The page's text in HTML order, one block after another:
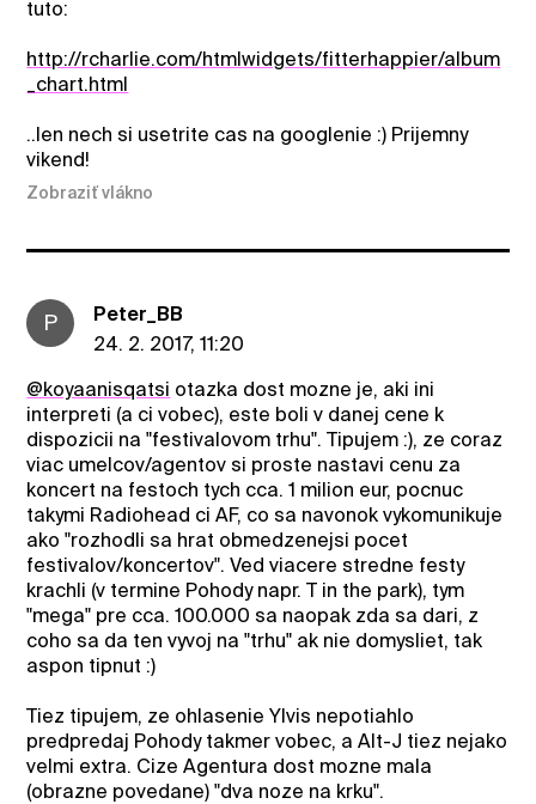
tuto:
http://rcharlie.com/htmlwidgets/fitterhappier/album
_chart.html
..len nech si usetrite cas na googlenie :) Prijemny
vikend!
Zobraziť vlákno
P
Peter_BB
24. 2. 2017, 11:20
@koyaanisqatsi otazka dost mozne je, aki ini
interpreti (a ci vobec), este boli v danej cene k
dispozicii na "festivalovom trhu". Tipujem :), ze coraz
viac umelcov/agentov si proste nastavi cenu za
koncert na festoch tych cca. 1 milion eur, pocnuc
takymi Radiohead ci AF, co sa navonok vykomunikuje
ako "rozhodli sa hrat obmedzenejsi pocet
festivalov/koncertov". Ved viacere stredne festy
krachli (v termine Pohody napr. T in the park), tym
"mega" pre cca. 100.000 sa naopak zda sa dari, z
coho sa da ten vyvoj na "trhu" ak nie domysliet, tak
aspon tipnut :)
Tiez tipujem, ze ohlasenie Ylvis nepotiahlo
predpredaj Pohody takmer vobec, a Alt-J tiez nejako
velmi extra. Cize Agentura dost mozne mala
(obrazne povedane) "dva noze na krku".